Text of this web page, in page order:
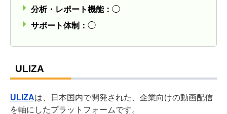
分析・レポート機能： ◯
サポート体制： ◯
ULIZA
ULIZAは、日本国内で開発された、企業向けの動画配信
を軸にしたプラットフォームです。